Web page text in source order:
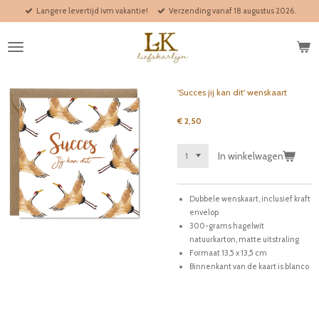
de
Langere levertijd ivm vakantie! Verzending vanaf 18 augustus 2026.
'Succes jij kan dit' wenskaart
€ 2,50
In winkelwagen
Dubbele wenskaart, inclusief kraft
envelop
300-grams hagelwit
natuurkarton, matte uitstraling
Formaat 13,5 x 13,5 cm
Binnenkant van de kaart is blanco